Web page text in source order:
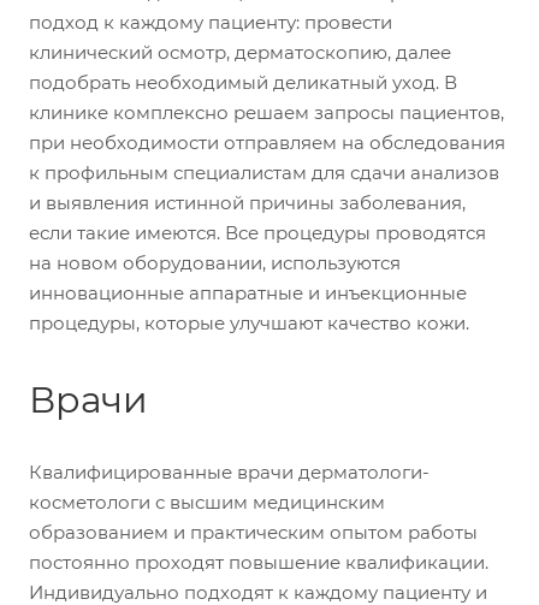
подход к каждому пациенту: провести
клинический осмотр, дерматоскопию, далее
подобрать необходимый деликатный уход. В
клинике комплексно решаем запросы пациентов,
при необходимости отправляем на обследования
к профильным специалистам для сдачи анализов
и выявления истинной причины заболевания,
если такие имеются. Все процедуры проводятся
на новом оборудовании, используются
инновационные аппаратные и инъекционные
процедуры, которые улучшают качество кожи.
Врачи
Квалифицированные врачи дерматологи-
косметологи с высшим медицинским
образованием и практическим опытом работы
постоянно проходят повышение квалификации.
Индивидуально подходят к каждому пациенту и